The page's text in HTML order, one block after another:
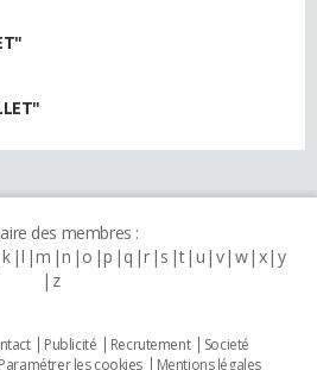
des membres :
k l m n o p q r s t u v w x y
z
Publicité Recrutement
Societé
Paramétrer les cookies Mentions légales